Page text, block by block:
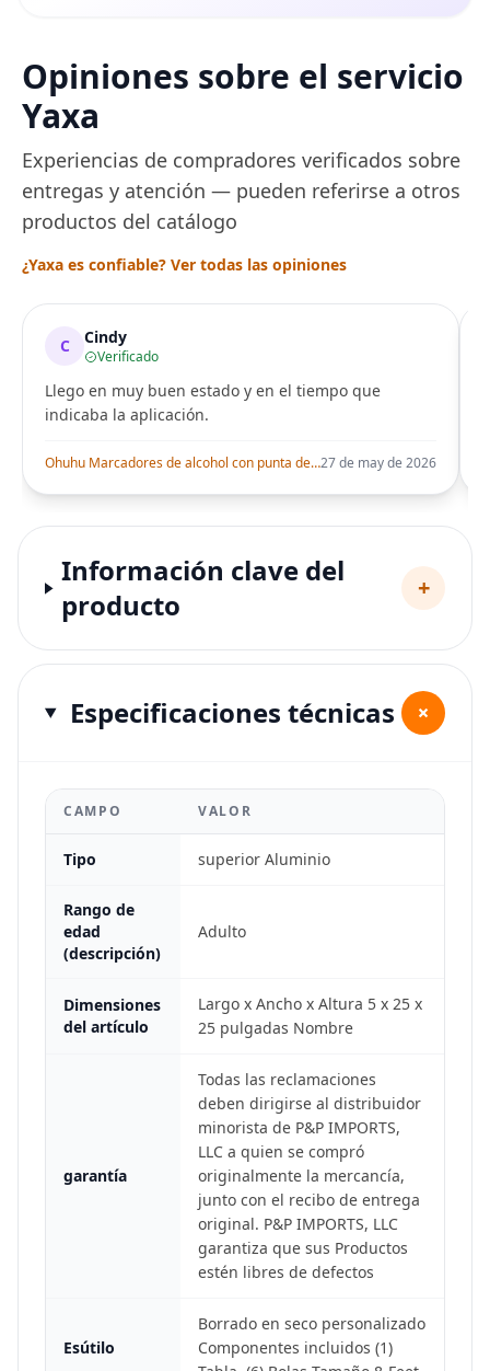
Opiniones sobre el servicio
Yaxa
Experiencias de compradores verificados sobre
entregas y atención — pueden referirse a otros
productos del catálogo
¿Yaxa es confiable? Ver todas las opiniones
C Cindy
Verificado
Llego en muy buen estado y en el tiempo que
indicaba la aplicación.
Ohuhu Marcadores de alcohol con punta de pincel – Juego de marcadores artísticos de doble punta con certificación AP para artistas adultos27 de may de 2026
Información clave del
producto
+
Especificaciones técnicas +
CAMPO VALOR
Tipo superior Aluminio
Rango de
edad
(descripción)
Adulto
Dimensiones
del artículo
Largo x Ancho x Altura 5 x 25 x
25 pulgadas Nombre
garantía
Todas las reclamaciones
deben dirigirse al distribuidor
minorista de P&P IMPORTS,
LLC a quien se compró
originalmente la mercancía,
junto con el recibo de entrega
original. P&P IMPORTS, LLC
garantiza que sus Productos
estén libres de defectos
Esútilo
Borrado en seco personalizado
Componentes incluidos (1)